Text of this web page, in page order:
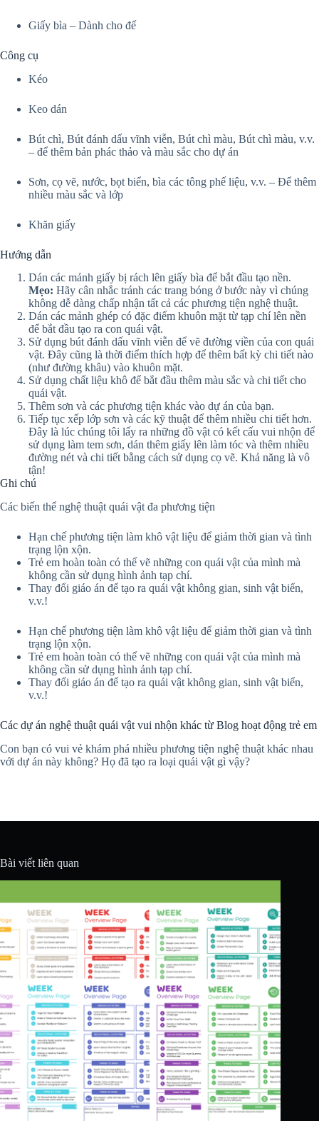
Giấy bìa – Dành cho đế
Công cụ
Kéo
Keo dán
Bút chì, Bút đánh dấu vĩnh viễn, Bút chì màu, Bút chì màu, v.v.
– để thêm bản phác thảo và màu sắc cho dự án
Sơn, cọ vẽ, nước, bọt biển, bìa các tông phế liệu, v.v. – Để thêm
nhiều màu sắc và lớp
Khăn giấy
Hướng dẫn
Dán các mảnh giấy bị rách lên giấy bìa để bắt đầu tạo nền.
Mẹo: Hãy cân nhắc tránh các trang bóng ở bước này vì chúng
không dễ dàng chấp nhận tất cả các phương tiện nghệ thuật.
Dán các mảnh ghép có đặc điểm khuôn mặt từ tạp chí lên nền
để bắt đầu tạo ra con quái vật.
Sử dụng bút đánh dấu vĩnh viễn để vẽ đường viền của con quái
vật. Đây cũng là thời điểm thích hợp để thêm bất kỳ chi tiết nào
(như đường khâu) vào khuôn mặt.
Sử dụng chất liệu khô để bắt đầu thêm màu sắc và chi tiết cho
quái vật.
Thêm sơn và các phương tiện khác vào dự án của bạn.
Tiếp tục xếp lớp sơn và các kỹ thuật để thêm nhiều chi tiết hơn.
Đây là lúc chúng tôi lấy ra những đồ vật có kết cấu vui nhộn để
sử dụng làm tem sơn, dán thêm giấy lên làm tóc và thêm nhiều
đường nét và chi tiết bằng cách sử dụng cọ vẽ. Khả năng là vô
tận!
Ghi chú
Các biến thể nghệ thuật quái vật đa phương tiện
Hạn chế phương tiện làm khô vật liệu để giảm thời gian và tình
trạng lộn xộn.
Trẻ em hoàn toàn có thể vẽ những con quái vật của mình mà
không cần sử dụng hình ảnh tạp chí.
Thay đổi giáo án để tạo ra quái vật không gian, sinh vật biển,
v.v.!
Hạn chế phương tiện làm khô vật liệu để giảm thời gian và tình
trạng lộn xộn.
Trẻ em hoàn toàn có thể vẽ những con quái vật của mình mà
không cần sử dụng hình ảnh tạp chí.
Thay đổi giáo án để tạo ra quái vật không gian, sinh vật biển,
v.v.!
Các dự án nghệ thuật quái vật vui nhộn khác từ Blog hoạt động trẻ em
Con bạn có vui vẻ khám phá nhiều phương tiện nghệ thuật khác nhau
với dự án này không? Họ đã tạo ra loại quái vật gì vậy?
Bài viết liên quan